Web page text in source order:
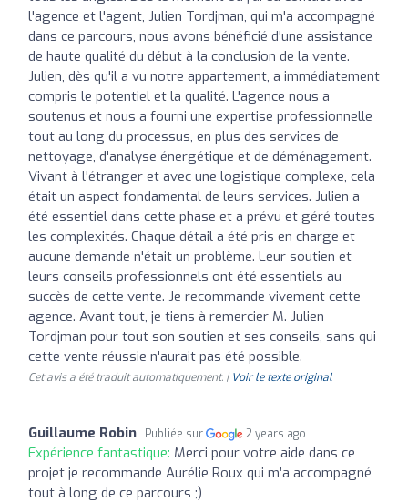
l'agence et l'agent, Julien Tordjman, qui m'a accompagné
dans ce parcours, nous avons bénéficié d'une assistance
de haute qualité du début à la conclusion de la vente.
Julien, dès qu'il a vu notre appartement, a immédiatement
compris le potentiel et la qualité. L'agence nous a
soutenus et nous a fourni une expertise professionnelle
tout au long du processus, en plus des services de
nettoyage, d'analyse énergétique et de déménagement.
Vivant à l'étranger et avec une logistique complexe, cela
était un aspect fondamental de leurs services. Julien a
été essentiel dans cette phase et a prévu et géré toutes
les complexités. Chaque détail a été pris en charge et
aucune demande n'était un problème. Leur soutien et
leurs conseils professionnels ont été essentiels au
succès de cette vente. Je recommande vivement cette
agence. Avant tout, je tiens à remercier M. Julien
Tordjman pour tout son soutien et ses conseils, sans qui
cette vente réussie n'aurait pas été possible.
Cet avis a été traduit automatiquement. | Voir le texte original
Guillaume Robin Publiée sur 2 years ago
Expérience fantastique: Merci pour votre aide dans ce
projet je recommande Aurélie Roux qui m’a accompagné
tout à long de ce parcours ;)